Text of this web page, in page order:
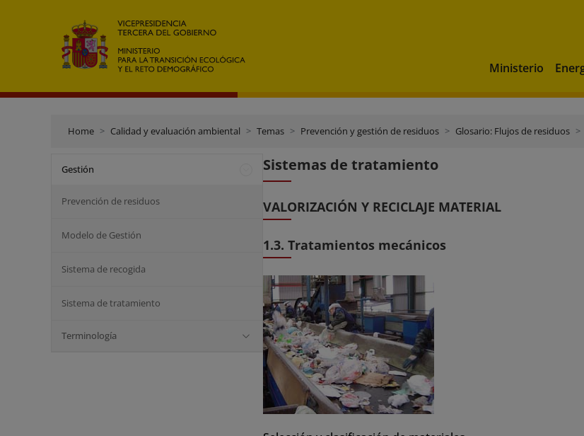
Ministerio
Home Calidad y evaluación ambiental Temas Prevención y gestión de residuos Glosario: Flujos de residuos
Gestión
Prevención de residuos
Modelo de Gestión
Sistema de recogida
Sistema de tratamiento
Terminología
Sistemas de tratamiento
VALORIZACIÓN Y RECICLAJE MATERIAL
1.3. Tratamientos mecánicos